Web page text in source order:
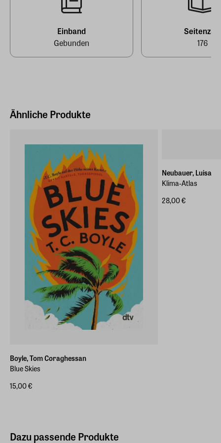
produktsicherheit@penguinrandomhouse.de
Einband
Gebunden
Seitenzahl
176
Ähnliche Produkte
Boyle, Tom Coraghessan
Blue Skies
15,00 €
Neubauer, Luisa
Klima-Atlas
28,00 €
Dazu passende Produkte